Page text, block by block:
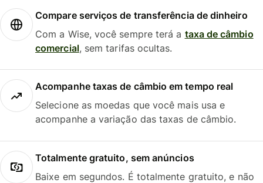
Compare serviços de transferência de dinheiro
Com a Wise, você sempre terá a taxa de câmbio
comercial, sem tarifas ocultas.
Acompanhe taxas de câmbio em tempo real
Selecione as moedas que você mais usa e
acompanhe a variação das taxas de câmbio.
Totalmente gratuito, sem anúncios
Baixe em segundos. É totalmente gratuito, e não